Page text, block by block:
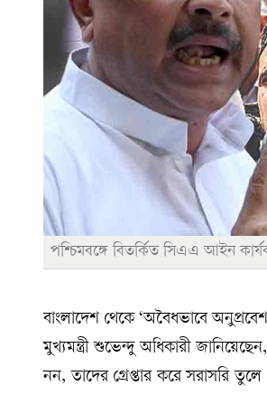
পশ্চিমবঙ্গে বিতর্কিত সিএএ আইন
বাংলাদেশ থেকে ‘অবৈধভাবে
মুখ্যমন্ত্রী শুভেন্দু অধিকারী
নন, তাদের গ্রেপ্তার করে সরাসরি তুলে